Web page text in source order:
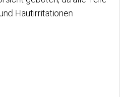
Hautirritationen